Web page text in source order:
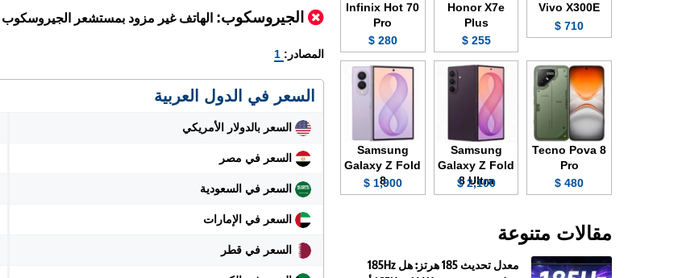
الجيروسكوب: الهاتف غير مزود بمستشعر الجيروسكوب
المصادر: 1
السعر في الدول العربية
السعر بالدولار الأمريكي
السعر في مصر
السعر في السعودية
السعر في الإمارات
السعر في قطر
Vivo X300E
710 $
Honor X7e
Plus
255 $
Infinix Hot 70
Pro
280 $
Tecno Pova 8
Pro
480 $
Samsung
Galaxy Z Fold
8 Ultra
2,100 $
Samsung
Galaxy Z Fold
8
1,900 $
مقالات متنوعة
معدل تحديث 185 هرتز: هل 185Hz